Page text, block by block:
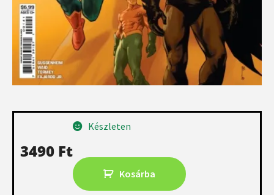
3490 Ft
Készleten
Kosárba